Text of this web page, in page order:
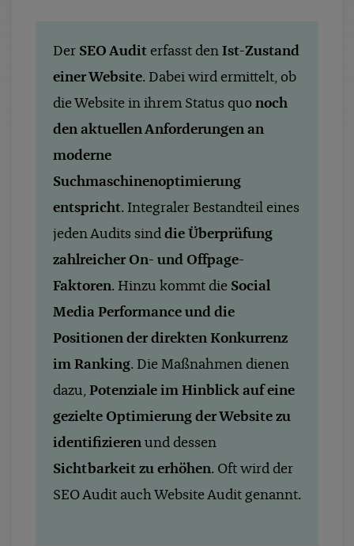
magazine
contact
Der SEO Audit erfasst den Ist-Zustand
einer Website. Dabei wird ermittelt, ob
die Website in ihrem Status quo noch
den aktuellen Anforderungen an
moderne
Suchmaschinenoptimierung
entspricht. Integraler Bestandteil eines
jeden Audits sind die Überprüfung
zahlreicher On- und Offpage-
Faktoren. Hinzu kommt die Social
Media Performance und die
Positionen der direkten Konkurrenz
im Ranking. Die Maßnahmen dienen
dazu, Potenziale im Hinblick auf eine
gezielte Optimierung der Website zu
identifizieren und dessen
Sichtbarkeit zu erhöhen. Oft wird der
SEO Audit auch Website Audit genannt.